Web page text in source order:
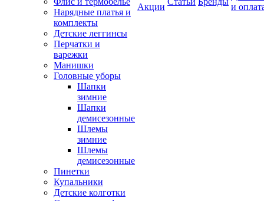
Нарядные платья и
комплекты
Детские леггинсы
Перчатки и
варежки
Манишки
Головные уборы
Шапки
зимние
Шапки
демисезонные
Шлемы
зимние
Шлемы
демисезонные
Пинетки
Купальники
Детские колготки
Акции
и